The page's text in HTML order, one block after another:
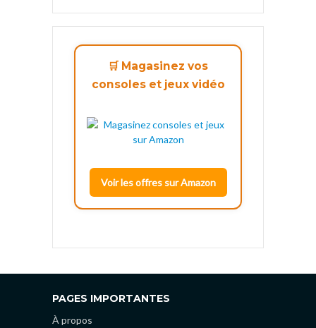
🛒 Magasinez vos
consoles et jeux vidéo
Voir les offres sur Amazon
PAGES IMPORTANTES
À propos